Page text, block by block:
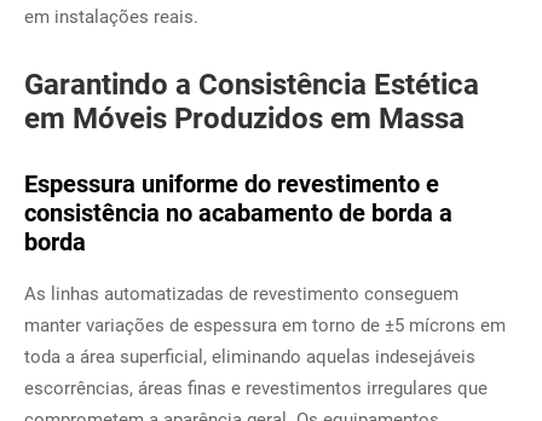
em instalações reais.
Garantindo a Consistência Estética
em Móveis Produzidos em Massa
Espessura uniforme do revestimento e
consistência no acabamento de borda a
borda
As linhas automatizadas de revestimento conseguem
manter variações de espessura em torno de ±5 mícrons em
toda a área superficial, eliminando aquelas indesejáveis
escorrências, áreas finas e revestimentos irregulares que